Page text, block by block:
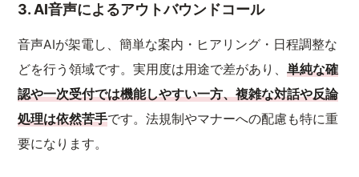
3. AI音声によるアウトバウンドコール
音声AIが架電し、簡単な案内・ヒアリング・日程調整な
どを行う領域です。実用度は用途で差があり、単純な確
認や一次受付では機能しやすい一方、複雑な対話や反論
処理は依然苦手です。法規制やマナーへの配慮も特に重
要になります。